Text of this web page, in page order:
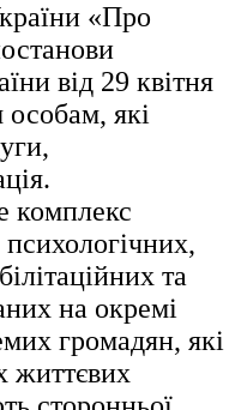
«Про
від 29 квітня
які
комплекс
та
на окремі
громадян, які
життєвих